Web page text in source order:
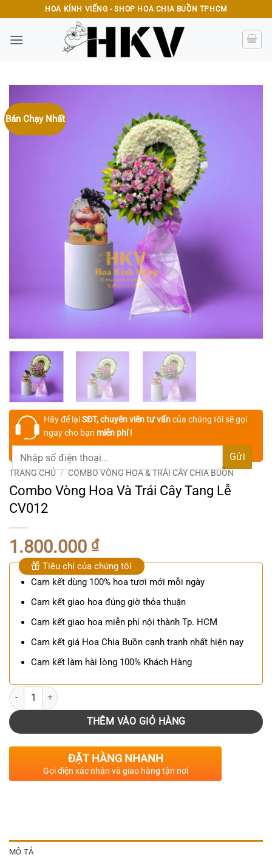
qua
nội
HOA KÍNH VIẾNG - SHOP HOA CHIA BUỒN TPHCM
Bán Chạy Nhất
Hãy để lạiSĐT, chuyên viên tư vấncủa chúng tôi sẽ gọi
ngay cho bạn miễn phí !
TRANG CHỦ / COMBO VÒNG HOA & TRÁI CÂY CHIA BUỒN
Combo Vòng Hoa Và Trái Cây Tang Lễ
CV012
1.800.000 ₫
Tiêu chí của chúng tôi
Cam kết dùng 100% hoa tươi mới mỗi ngày
Cam kết giao hoa đúng giờ thỏa thuận
Cam kết giao hoa miễn phí nội thành Tp. HCM
Cam kết giá Hoa Chia Buồn cạnh tranh nhất hiện nay
Cam kết làm hài lòng 100% Khách Hàng
Số lượng
THÊM VÀO GIỎ HÀNG
ĐẶT HÀNG NHANH
Gọi điện xác nhận và giao hàng tận nơi
MÔ TẢ